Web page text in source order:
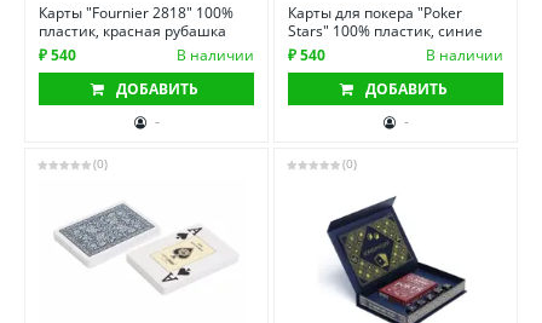
Карты "Fournier 2818" 100%
пластик, красная рубашка
₽ 540
В наличии
ДОБАВИТЬ
-
Карты для покера "Poker
Stars" 100% пластик, синие
₽ 540
В наличии
ДОБАВИТЬ
-
(0) (0)